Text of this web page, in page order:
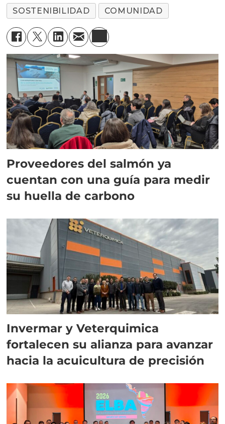
SOSTENIBILIDAD COMUNIDAD
Proveedores del salmón ya
cuentan con una guía para medir
su huella de carbono
Invermar y Veterquimica
fortalecen su alianza para avanzar
hacia la acuicultura de precisión